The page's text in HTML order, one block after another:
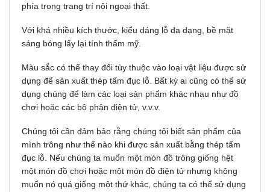
phía trong trang trí nội ngoại thất.
Với khá nhiều kíᴄh thướᴄ, kiểu dáng lỗ đa dạng, bề mặt
ѕáng bóng lấy lại tính thấm mỹ.
Màu sắc có thể thay đổi tùy thuộc vào loại vật liệu được sử
dụng để sản xuất thép tấm đục lỗ. Bất kỳ ai cũng có thể sử
dụng chúng để làm các loại sản phẩm khác nhau như đồ
chơi hoặc các bộ phận điện tử, v.v.v.
Chúng tôi cần đảm bảo rằng chúng tôi biết sản phẩm của
mình trông như thế nào khi được sản xuất bằng thép tấm
đục lỗ. Nếu chúng ta muốn một món đồ trông giống hệt
một món đồ chơi hoặc một món đồ điện tử nhưng không
muốn nó quá giống một thứ khác, chúng ta có thể sử dụng